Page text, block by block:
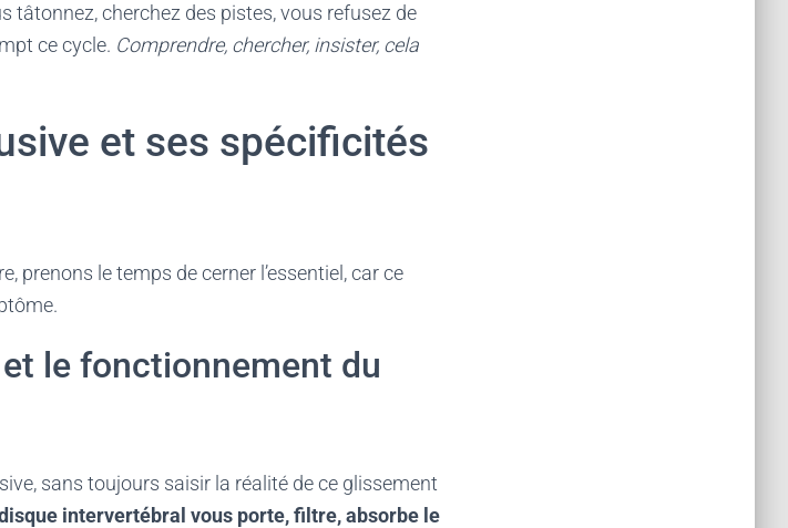
tâtonnez, cherchez des pistes, vous refusez de
ce cycle. Comprendre, chercher, insister, cela
et ses spécificités
prenons le temps de cerner l’essentiel, car ce
le fonctionnement du
sans toujours saisir la réalité de ce glissement
intervertébral vous porte, filtre, absorbe le